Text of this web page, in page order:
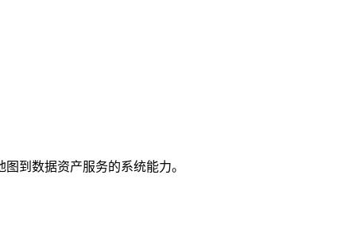
到数据资产服务的系统能力。